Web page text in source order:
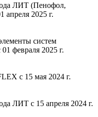
ЛИТ (Пенофол,
2025 г.
систем
февраля 2025 г.
с 15 мая 2024 г.
ЛИТ с 15 апреля 2024 г.